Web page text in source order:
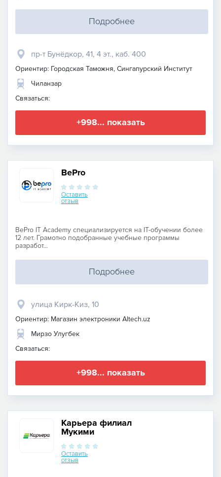
Подробнее
пр-т Бунёдкор, 41, 4 эт., каб. 400
Ориентир: Городская Таможня, Сингапурский Институт
Чиланзар
Связаться:
+998... показать
BePro
Оставить
отзыв
BePro IT Academy специализируется на IT-обучении более
12 лет. Грамотно подобранные учебные программы
разработ...
Подробнее
улица Кирк-Киз, 10
Ориентир: Магазин электроники Altech.uz
Мирзо Улугбек
Связаться:
+998... показать
Карьера филиал
Мукими
Оставить
отзыв